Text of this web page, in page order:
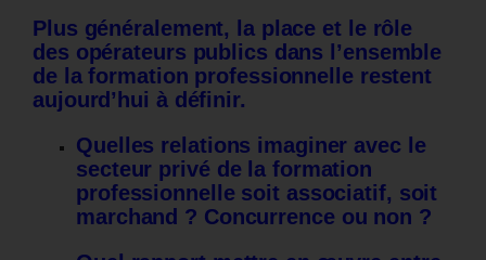
Plus généralement, la place et le rôle
des opérateurs publics dans l’ensemble
de la formation professionnelle restent
aujourd’hui à définir.
Quelles relations imaginer avec le
secteur privé de la formation
professionnelle soit associatif, soit
marchand ? Concurrence ou non ?